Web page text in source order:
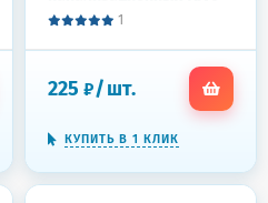
70 г BAGI ШУМАНИТ, для
1
225 ₽/шт.
КУПИТЬ В 1 КЛИК